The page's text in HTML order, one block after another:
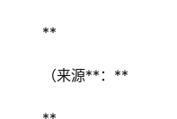
**
（来源**：**